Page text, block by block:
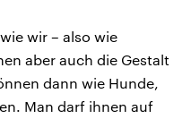
wir – also wie
aber auch die Gestalt
dann wie Hunde,
Man darf ihnen auf